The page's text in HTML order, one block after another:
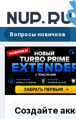
Вопросы новичков
Создайте